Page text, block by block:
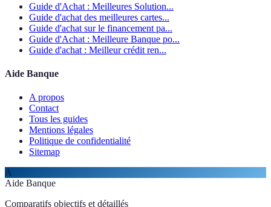
Guide d'Achat : Meilleures Solution...
Guide d'achat des meilleures cartes...
Guide d'achat sur le financement pa...
Guide d'Achat : Meilleure Banque po...
Guide d'achat : Meilleur crédit ren...
Aide Banque
A propos
Contact
Tous les guides
Mentions légales
Politique de confidentialité
Sitemap
A
Aide Banque
Comparatifs objectifs et détaillés